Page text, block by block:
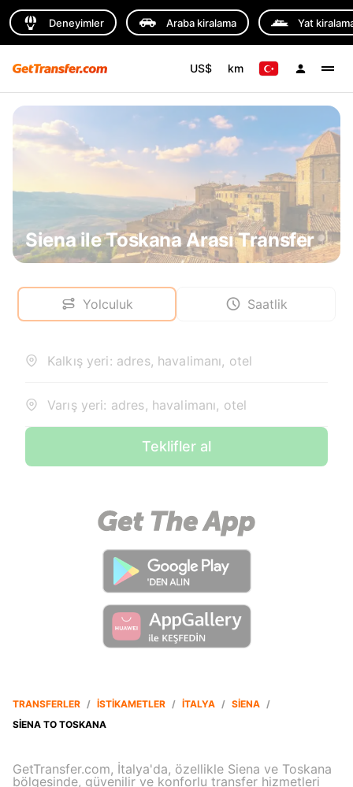
Deneyimler Araba kiralama Yat
US$ km
Siena ile Toskana Arası Transfer
Yolculuk Saatlik
Kalkış yeri: adres, havalimanı, otel
Varış yeri: adres, havalimanı, otel
Teklifler al
TRANSFERLER / İSTIKAMETLER / İTALYA / SIENA /
SIENA TO TOSKANA
GetTransfer.com, İtalya'da, özellikle Siena ve Toskana
bölgesinde, güvenilir ve konforlu transfer hizmetleri